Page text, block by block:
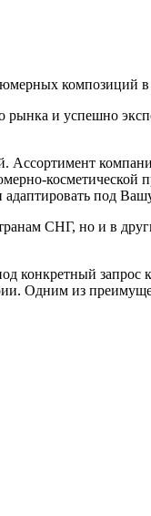
композиций в
рынка и успешно
Ассортимент
под
СНГ, но и в
конкретный
Одним из